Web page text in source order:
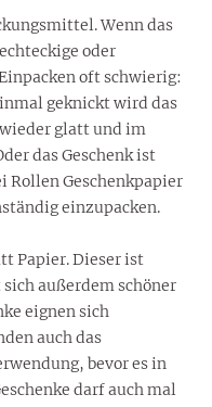
Wenn das
oder
oft schwierig:
geknickt wird das
glatt und im
das Geschenk ist
Rollen Geschenkpapier
einzupacken.
Papier. Dieser ist
außerdem schöner
eignen sich
auch das
bevor es in
darf auch mal